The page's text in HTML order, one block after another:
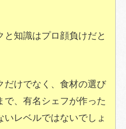
と知識はプロ顔負けだと
だけでなく、食材の選び
で、有名シェフが作った
いレベルではないでしょ